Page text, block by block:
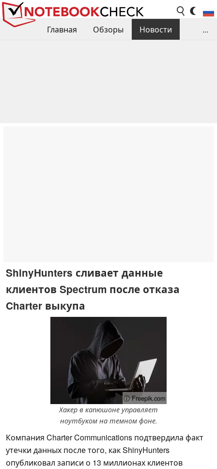
Главная Обзоры
Новости
...
ShinyHunters сливает данные
клиентов Spectrum после отказа
Charter выкупа
ⓘ Freepik.com
Хакер в капюшоне управляет
ноутбуком на темном фоне.
Компания Charter Communications подтвердила факт
утечки данных после того, как ShinyHunters
опубликовал записи о 13 миллионах клиентов